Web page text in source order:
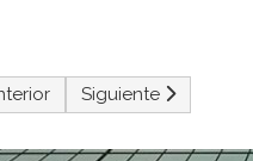
anterior: La Vida De
Artículo siguiente:
Siguiente